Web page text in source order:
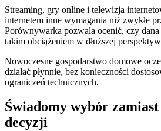
Streaming, gry online i telewizja
internetem inne wymagania niż zwykłe
Porównywarka pozwala ocenić, czy
takim obciążeniem w dłuższej
Nowoczesne gospodarstwo domowe
działać płynnie, bez konieczności
ograniczeń technicznych.
Świadomy wybór
decyzji